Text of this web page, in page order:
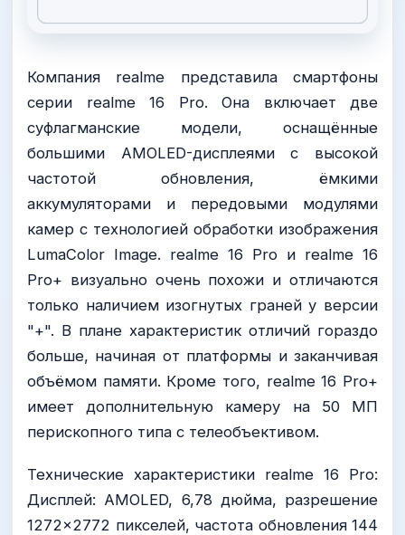
Компания realme представила смартфоны
серии realme 16 Pro. Она включает две
суфлагманские модели, оснащённые
большими AMOLED-дисплеями с высокой
частотой обновления, ёмкими
аккумуляторами и передовыми модулями
камер с технологией обработки изображения
LumaColor Image. realme 16 Pro и realme 16
Pro+ визуально очень похожи и отличаются
только наличием изогнутых граней у версии
"+". В плане характеристик отличий гораздо
больше, начиная от платформы и заканчивая
объёмом памяти. Кроме того, realme 16 Pro+
имеет дополнительную камеру на 50 МП
перископного типа с телеобъективом.
Технические характеристики realme 16 Pro:
Дисплей: AMOLED, 6,78 дюйма, разрешение
1272×2772 пикселей, частота обновления 144